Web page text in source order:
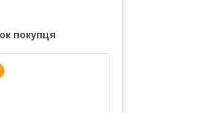
покупця